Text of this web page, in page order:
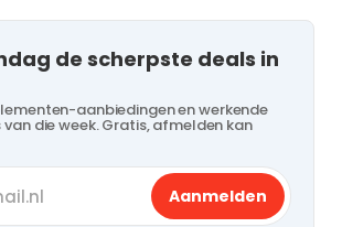
de scherpste deals in
aanbiedingen en werkende
die week. Gratis, afmelden kan
Aanmelden